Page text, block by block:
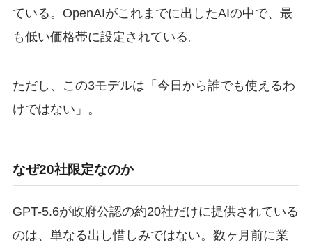
ている。OpenAIがこれまでに出したAIの中で、最
も低い価格帯に設定されている。
ただし、この3モデルは「今日から誰でも使えるわ
けではない」。
なぜ20社限定なのか
GPT-5.6が政府公認の約20社だけに提供されている
のは、単なる出し惜しみではない。数ヶ月前に業